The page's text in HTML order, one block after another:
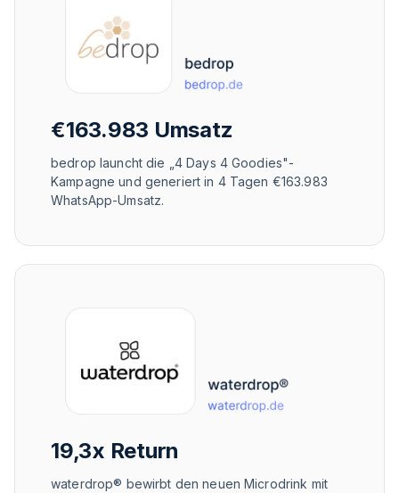
€163.983 Umsatz
bedrop launcht die „4 Days 4 Goodies"-
Kampagne und generiert in 4 Tagen €163.983
WhatsApp-Umsatz.
19,3x Return
waterdrop® bewirbt den neuen Microdrink mit